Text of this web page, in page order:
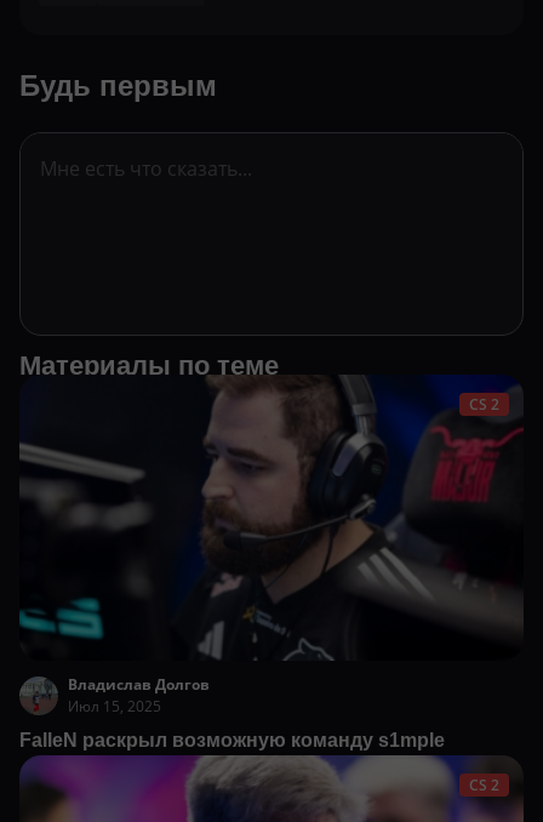
Будь первым
Материалы по теме
CS 2
Владислав Долгов
Июл 15, 2025
FalleN раскрыл возможную команду s1mple
CS 2